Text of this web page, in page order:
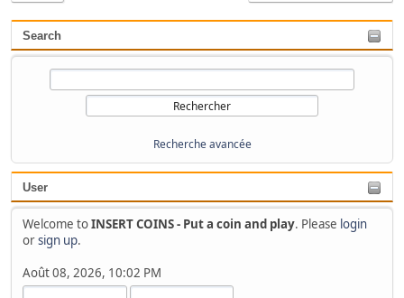
Search
Recherche avancée
User
Welcome toINSERT COINS - Put a coin and play. Please login
orsign up.
Août 08, 2026, 10:02 PM